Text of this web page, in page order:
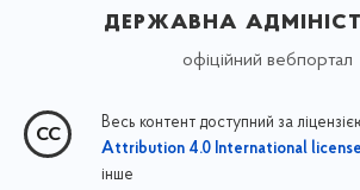
державна
офіційний вебпортал
Весь контент доступний за
Attribution 4.0 International license
інше